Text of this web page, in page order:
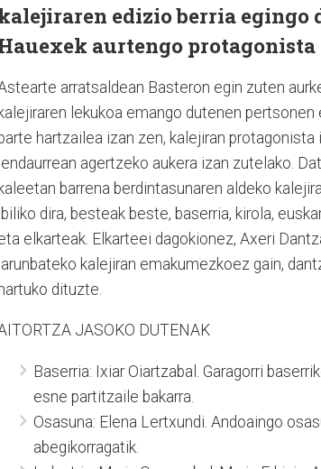
edizio berria egingo
aurtengo
arratsaldean Basteron egin zuten
kalejiraren lekukoa emango dutenen
hartzailea izan zen, kalejiran
jendaurrean agertzeko aukera izan zutelako.
kaleetan barrena berdintasunaren aldeko
ibiliko dira, besteak beste, baserria, kirola,
elkarteak. Elkarteei dagokionez, Axeri
larunbateko kalejiran emakumezkoez gain,
hartuko dituzte.
JASOKO DUTENAK
Baserria: Ixiar Oiartzabal. Garagorri
esne partitzaile bakarra.
Osasuna: Elena Lertxundi. Andoaingo
abegikorragatik.